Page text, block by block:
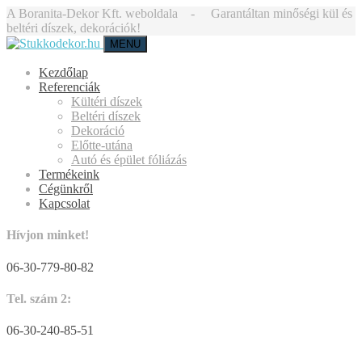
A Boranita-Dekor Kft. weboldala - Garantáltan minőségi kül és
beltéri díszek, dekorációk!
MENU
Kezdőlap
Referenciák
Kültéri díszek
Beltéri díszek
Dekoráció
Előtte-utána
Autó és épület fóliázás
Termékeink
Cégünkről
Kapcsolat
Hívjon minket!
06-30-779-80-82
Tel. szám 2:
06-30-240-85-51